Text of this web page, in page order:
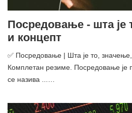
Посредовање - шта је
и концепт
✅ Посредовање | Шта је то,
Комплетан резиме. Посредовање је
се назива ...…